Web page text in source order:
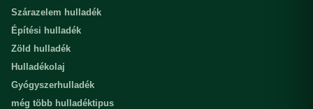
Szárazelem hulladék
Építési hulladék
Zöld hulladék
Hulladékolaj
Gyógyszerhulladék
még több hulladéktipus